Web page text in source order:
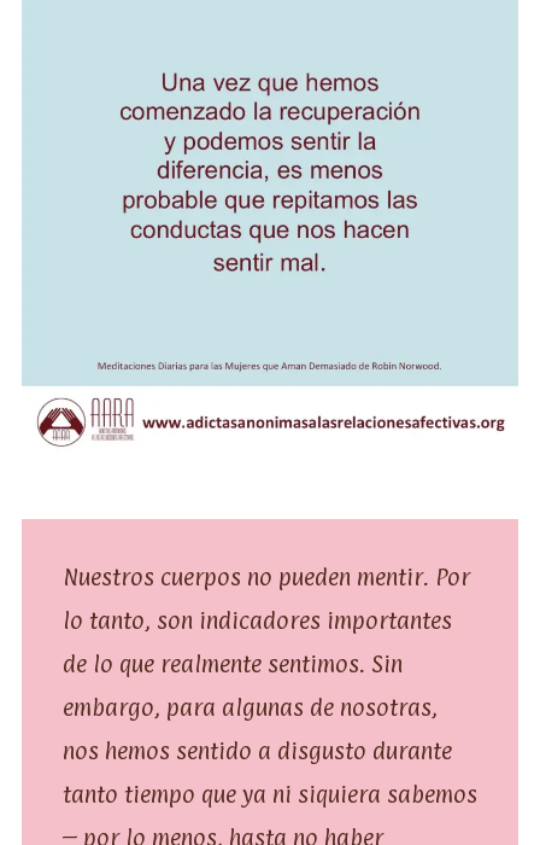
Nuestros cuerpos no pueden mentir. Por
lo tanto, son indicadores importantes
de lo que realmente sentimos. Sin
embargo, para algunas de nosotras,
nos hemos sentido a disgusto durante
tanto tiempo que ya ni siquiera sabemos
– por lo menos, hasta no haber